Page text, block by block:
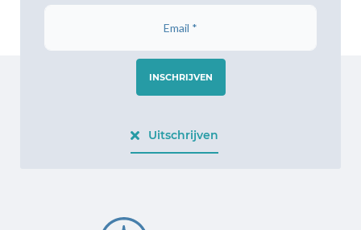
INSCHRIJVEN
Uitschrijven